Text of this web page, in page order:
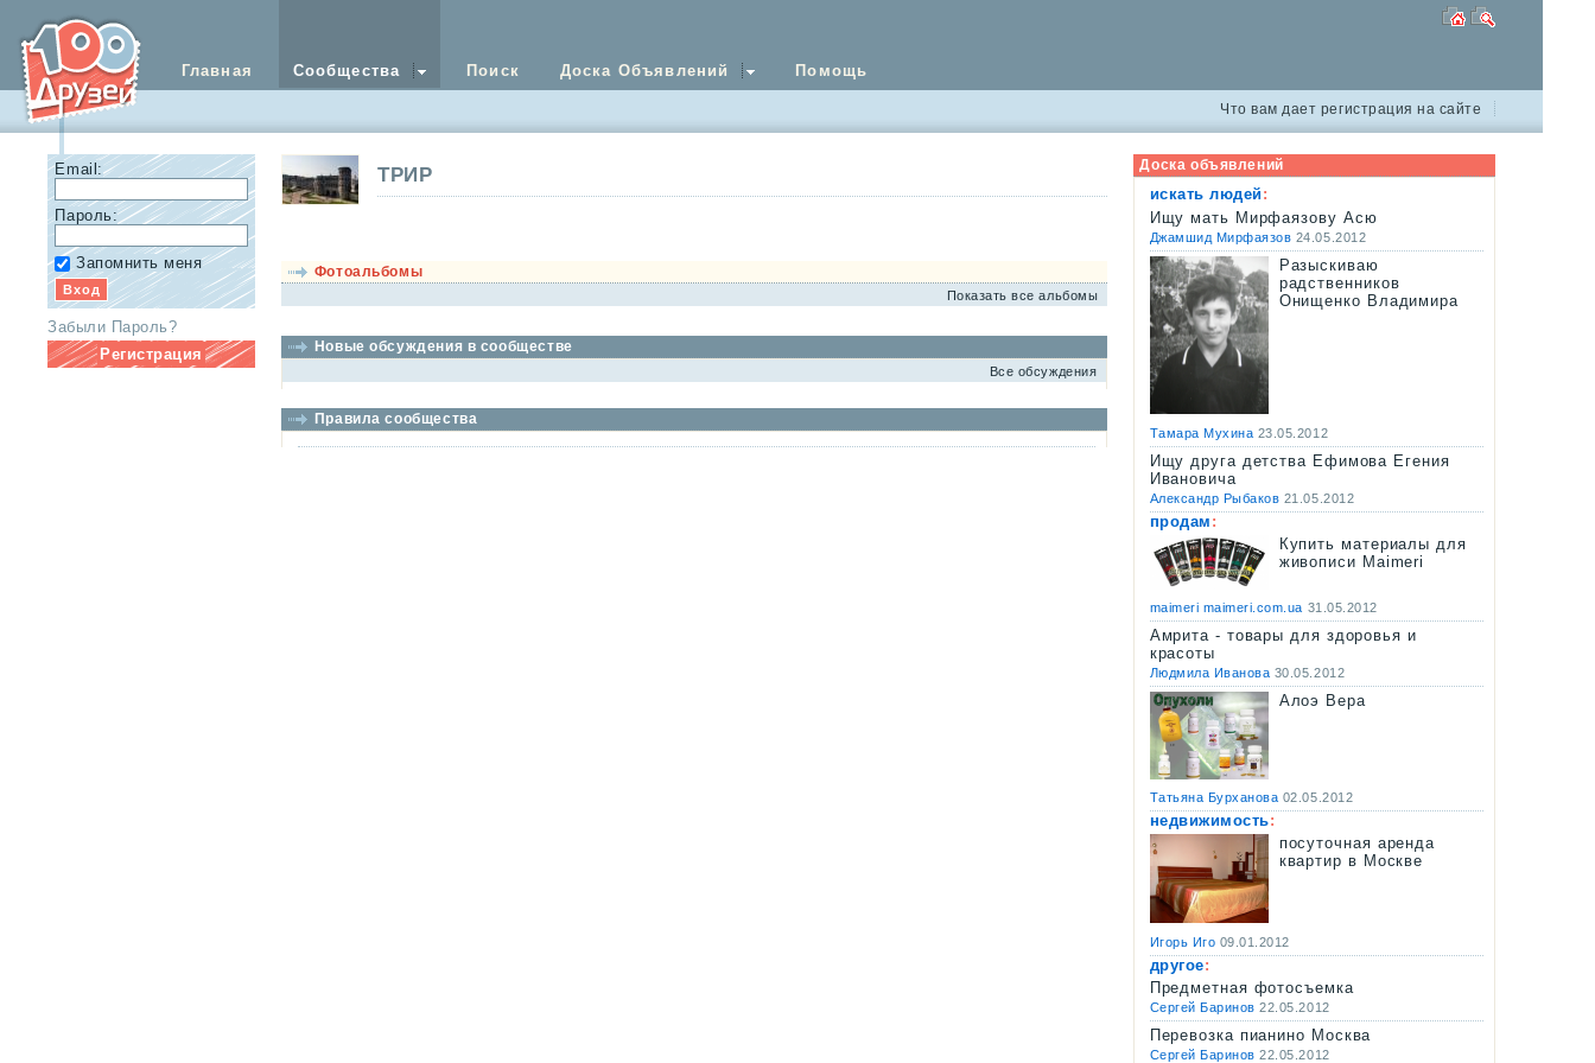
Главная Сообщества Поиск Доска Объявлений Помощь
Что вам дает регистрация на сайте
ТРИР
Фотоальбомы
Показать все альбомы
Новые обсуждения в сообществе
Все обсуждения
Правила сообщества
Доска объявлений
искать людей:
Ищу мать Мирфаязову Асю
Джамшид Мирфаязов 24.05.2012
Разыскиваю
радственников
Онищенко Владимира
Тамара Мухина 23.05.2012
Ищу друга детства Ефимова Егения
Ивановича
Александр Рыбаков 21.05.2012
продам :
Купить материалы для
живописи Maimeri
maimeri maimeri.com.ua 31.05.2012
Амрита - товары для здоровья и
красоты
Людмила Иванова 30.05.2012
Алоэ Вера
Татьяна Бурханова 02.05.2012
недвижимость:
посуточная аренда
квартир в Москве
Игорь Иго 09.01.2012
другое:
Предметная фотосъемка
Сергей Баринов 22.05.2012
Перевозка пианино Москва
Сергей Баринов 22.05.2012
Email:
Пароль:
Запомнить меня
Забыли Пароль?
Регистрация